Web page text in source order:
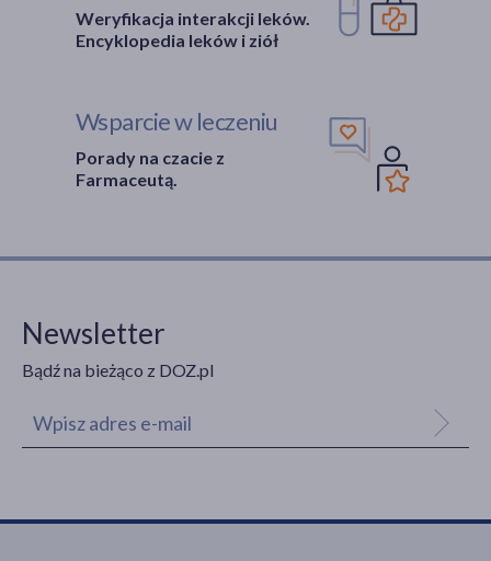
Weryfikacja interakcji leków.
Encyklopedia leków i ziół
Wsparcie w leczeniu
Porady na czacie z
Farmaceutą.
Newsletter
Bądź na bieżąco z DOZ.pl